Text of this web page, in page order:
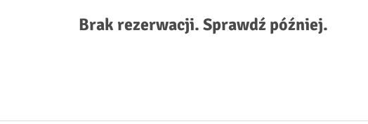
Brak rezerwacji. Sprawdź później.